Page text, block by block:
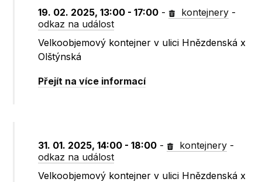
19. 02. 2025, 13:00 - 17:00 - kontejnery -
odkaz na událost
Velkoobjemový kontejner v ulici Hnězdenská x
Olštýnská
Přejít na více informací
31. 01. 2025, 14:00 - 18:00 - kontejnery -
odkaz na událost
Velkoobjemový kontejner v ulici Hnězdenská x